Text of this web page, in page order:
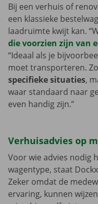
Bij een verhuis of
een klassieke
laadruimte kwijt kan.
die voorzien zijn van
“Ideaal als je
moet transporteren.
specifieke situaties,
waar standaard naar
even handig zijn.”
Verhuisadvies op
Voor wie advies nodig
wagentype, staat
Zeker omdat de
ervaring, kunnen